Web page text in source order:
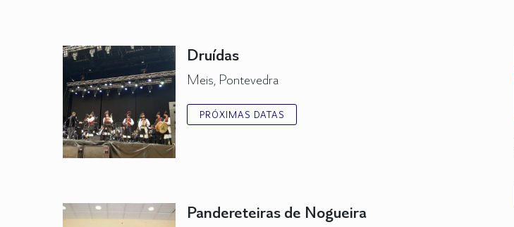
Druídas
Meis, Pontevedra
PRÓXIMAS DATAS
Pandereteiras de Nogueira